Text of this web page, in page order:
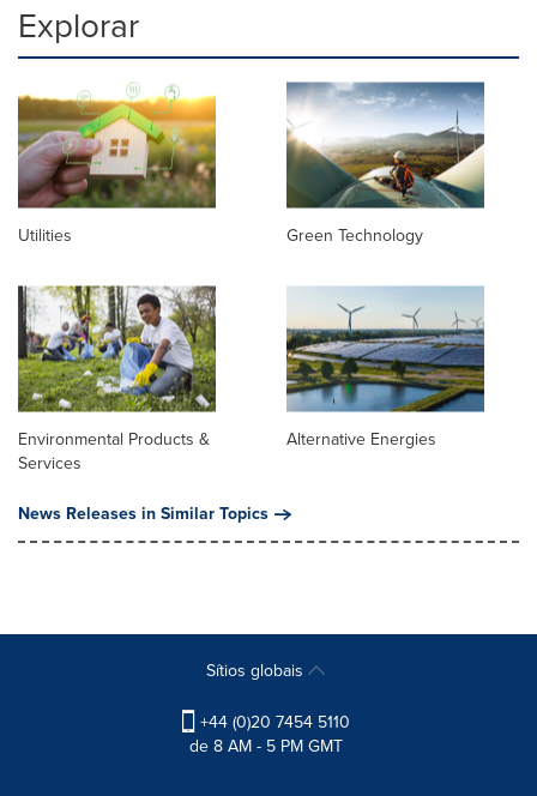
Explorar
Utilities Green Technology
Environmental Products &
Services
Alternative Energies
News Releases in Similar Topics
Sítios globais
+44 (0)20 7454 5110
de 8 AM - 5 PM GMT